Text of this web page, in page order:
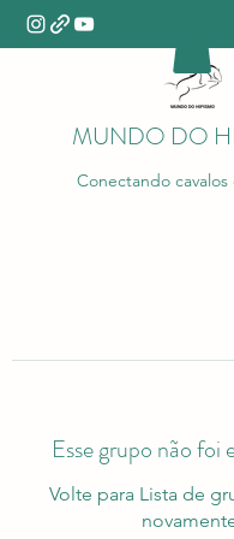
MUNDO DO
Conectando cavalos
Esse grupo não foi
Volte para Lista de